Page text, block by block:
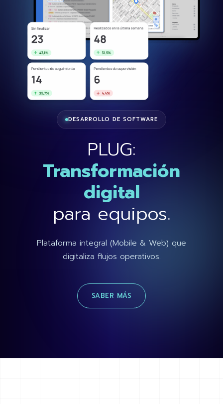
DESARROLLO DE SOFTWARE
PLUG:
Transformación
digital
para equipos.
Plataforma integral (Mobile & Web) que
digitaliza flujos operativos.
SABER MÁS